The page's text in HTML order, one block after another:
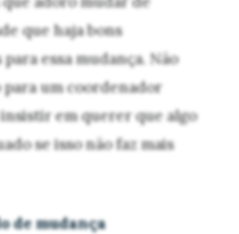
que haja bons
essa mudança. Não
para um coordenador
em querer que algo
se isso não faz mais
de mudança